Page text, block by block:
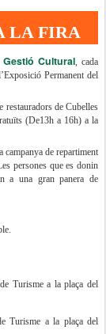
LA FIRA
Gestió Cultural, cada
Permanent del
restauradors de Cubelles
(De13h a 16h) a la
campanya de repartiment
persones que es donin
a una gran panera de
Turisme a la plaça del
Turisme a la plaça del